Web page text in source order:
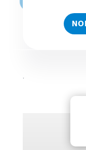
Worauf Sie